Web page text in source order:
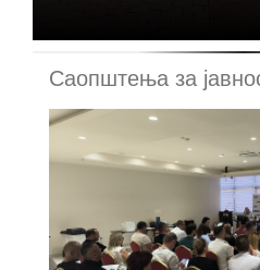
Саопштења за